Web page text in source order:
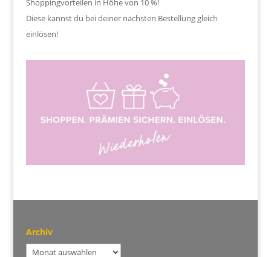
Shoppingvorteilen in Höhe von 10 %!
Diese kannst du bei deiner nächsten Bestellung gleich
einlösen!
Archiv
Archiv